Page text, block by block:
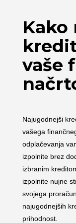
Kako
vaše
Najugodnejši
vašega
odplačevanja
izpolnite brez
izbranim
izpolnite nujne
svojega
najugodnejših
prihodnost.